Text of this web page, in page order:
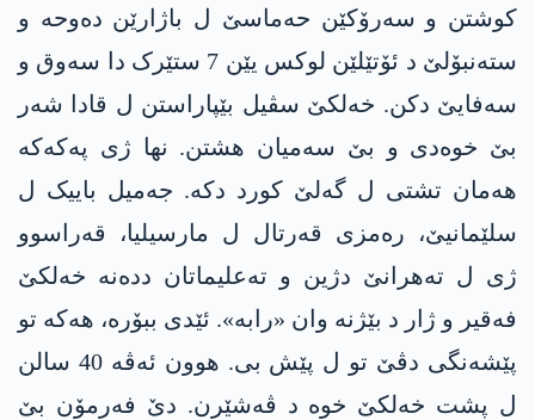
کوشتن و سەرۆکێن حەماسێ ل باژارێن ده‌وحه‌ و
ستەنبۆلێ د ئۆتێلێن لوکس یێن 7 ستێرک دا سەوق و
سەفایێ دکن. خەلکێ سڤیل بێپاراستن ل قادا شەر
بێ خوەدی و بێ سەمیان هشتن. نها ژی په‌كه‌كە
هەمان تشتی ل گەلێ کورد دکە. جەمیل باییک ل
سلێمانیێ، رەمزی قەرتال ل مارسیليا، قەراسوو
ژی ل تەهرانێ دژین و تەعلیماتان ددەنه‌ خەلکێ
فەقیر و ژار د بێژنە وان «رابە». ئێدی ببۆرە، هەکە تو
پێشەنگی دڤێ تو ل پێش بی. هوون ئەڤە 40 سالن
ل پشت خەلکێ خوە د ڤەشێرن. دێ فەرمۆن بێ